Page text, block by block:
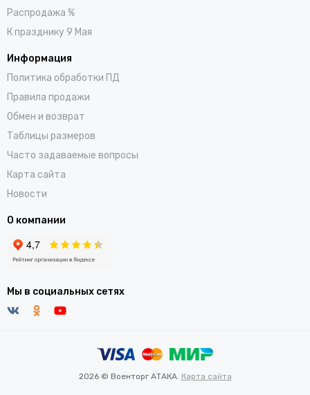
Распродажа %
К празднику 9 Мая
Информация
Политика обработки ПД
Правила продажи
Обмен и возврат
Таблицы размеров
Часто задаваемые вопросы
Карта сайта
Новости
О компании
Мы в социальных сетях
2026 © Военторг АТАКА. Карта сайта